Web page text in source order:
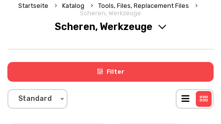
Startseite Katalog
Tools, Files, Replacement Files
Scheren, Werkzeuge
Scheren, Werkzeuge
Filter
Standard